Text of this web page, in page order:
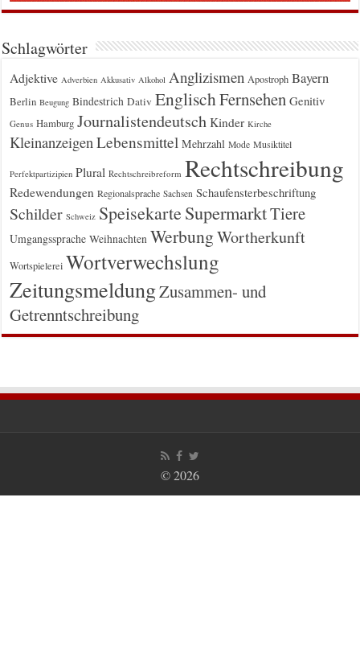
Schlagwörter
Adjektive Adverbien Akkusativ Alkohol Anglizismen Apostroph Bayern
Berlin Beugung Bindestrich Dativ EnglischFernsehen Genitiv
Genus Hamburg Journalistendeutsch Kinder Kirche
Kleinanzeigen Lebensmittel Mehrzahl Mode Musiktitel
Perfektpartizipien Plural Rechtschreibreform Rechtschreibung
Redewendungen Regionalsprache Sachsen Schaufensterbeschriftung
Schilder Schweiz Speisekarte SupermarktTiere
Umgangssprache Weihnachten WerbungWortherkunft
Wortspielerei Wortverwechslung
ZeitungsmeldungZusammen- und
Getrenntschreibung
© 2026